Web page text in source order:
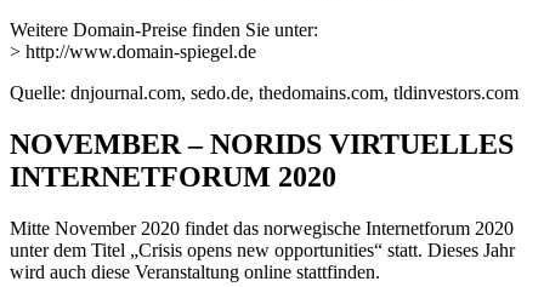
Weitere Domain-Preise finden Sie unter:
> http://www.domain-spiegel.de
Quelle: dnjournal.com, sedo.de, thedomains.com, tldinvestors.com
NOVEMBER – NORIDS VIRTUELLES
INTERNETFORUM 2020
Mitte November 2020 findet das norwegische Internetforum 2020
unter dem Titel „Crisis opens new opportunities“ statt. Dieses Jahr
wird auch diese Veranstaltung online stattfinden.